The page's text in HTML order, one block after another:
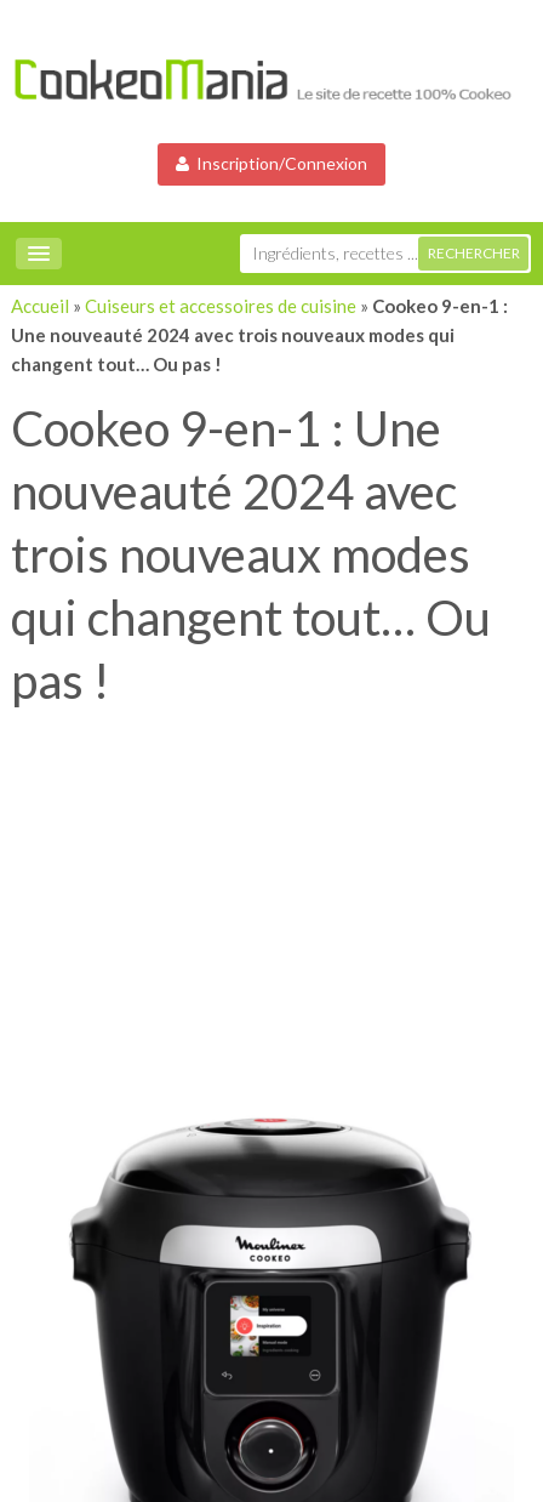
Inscription/Connexion
Accueil » Cuiseurs et accessoires de cuisine» Cookeo 9-en-1 :
Une nouveauté 2024 avec trois nouveaux modes qui
changent tout… Ou pas !
Cookeo 9-en-1 : Une
nouveauté 2024 avec
trois nouveaux modes
qui changent tout… Ou
pas !